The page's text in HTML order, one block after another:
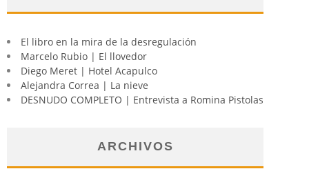
El libro en la mira de la desregulación
Marcelo Rubio | El llovedor
Diego Meret | Hotel Acapulco
Alejandra Correa | La nieve
DESNUDO COMPLETO | Entrevista a Romina Pistolas
ARCHIVOS